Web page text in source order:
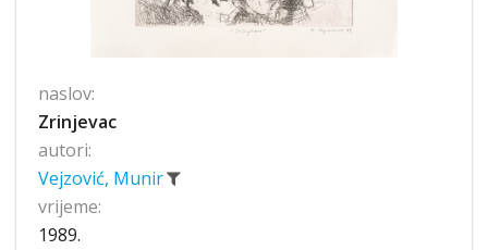
naslov:
Zrinjevac
autori:
Vejzović, Munir
vrijeme:
1989.